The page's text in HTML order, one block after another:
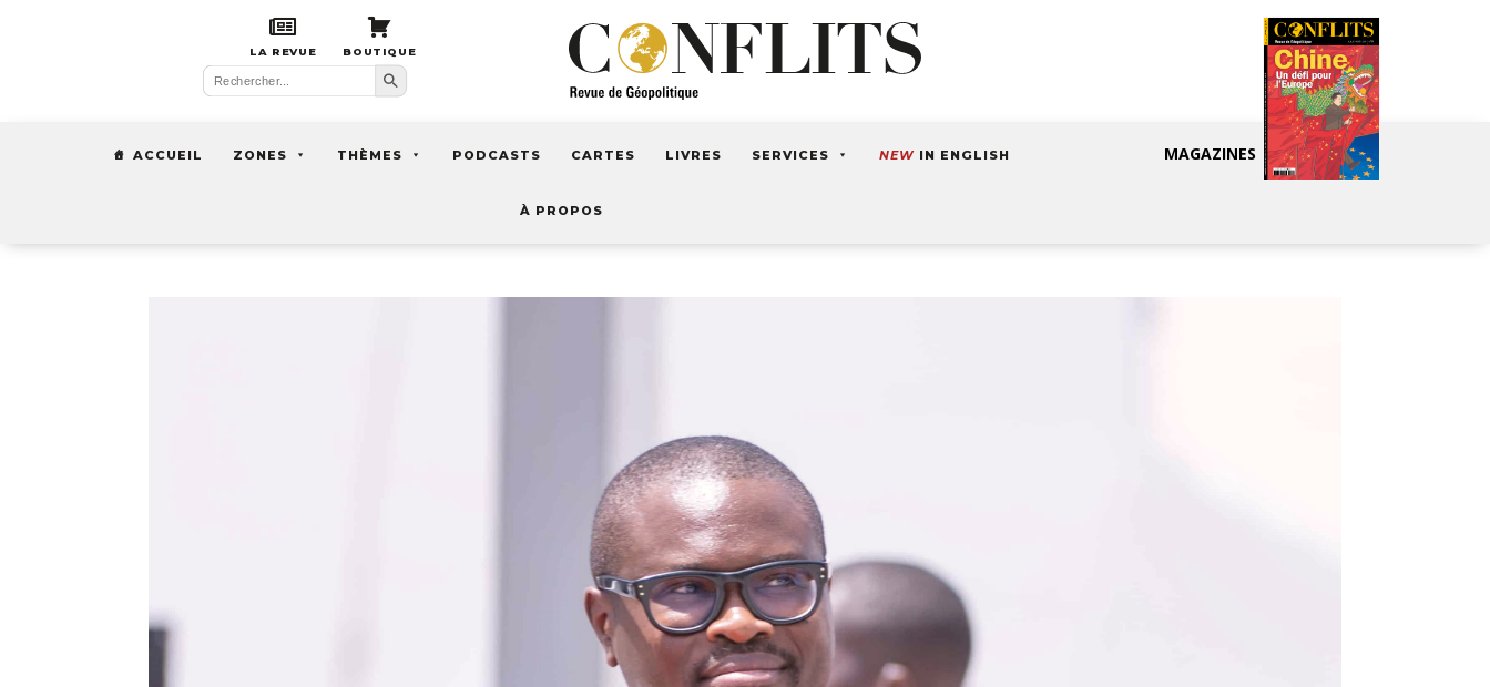
LA REVUE BOUTIQUE
Search
for:
Search Button
ACCUEIL ZONES THÈMES PODCASTS CARTES LIVRES SERVICES NEW IN ENGLISH
À PROPOS
MAGAZINES